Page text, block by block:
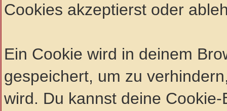
Cookies akzeptierst oder
Ein Cookie wird in deinem
gespeichert, um zu
wird. Du kannst deine